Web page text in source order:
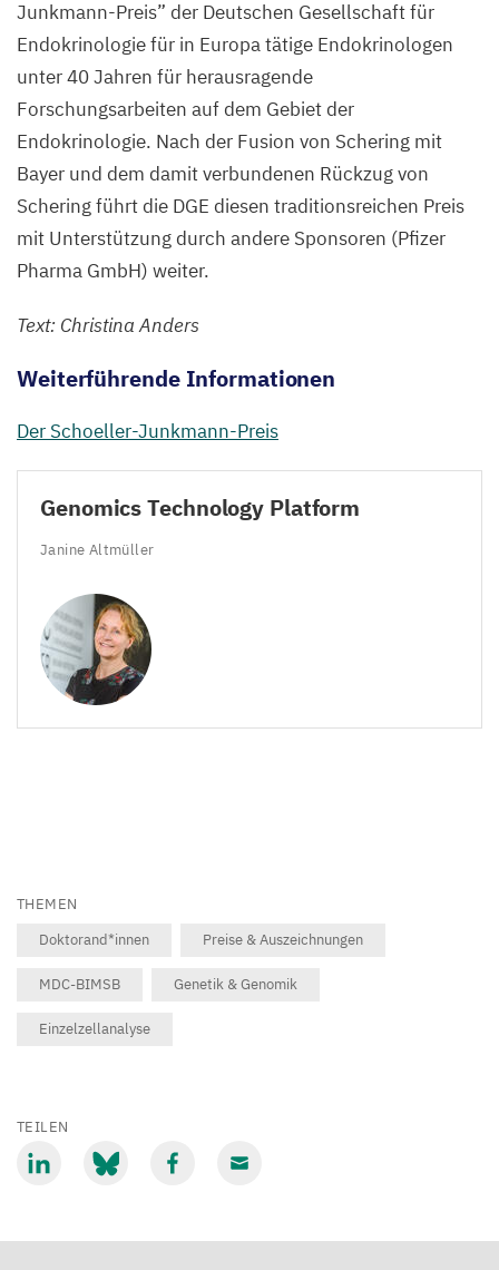
Junkmann-Preis” der Deutschen Gesellschaft für
Endokrinologie für in Europa tätige Endokrinologen
unter40Jahren für herausragende
Forschungsarbeiten auf dem Gebiet der
Endokrinologie. Nach der Fusion von Schering mit
Bayer und dem damit verbundenen Rückzug von
Schering führt die DGE diesen traditionsreichen Preis
mit Unterstützung durch andere Sponsoren (Pfizer
Pharma GmbH) weiter.
Text: Christina Anders
Weiterführende Informationen
Der Schoeller-Junkmann-Preis
Genomics Technology Platform
Janine Altmüller
THEMEN
Doktorand*innen
Preise & Auszeichnungen
MDC-BIMSB Genetik & Genomik
Einzelzellanalyse
TEILEN